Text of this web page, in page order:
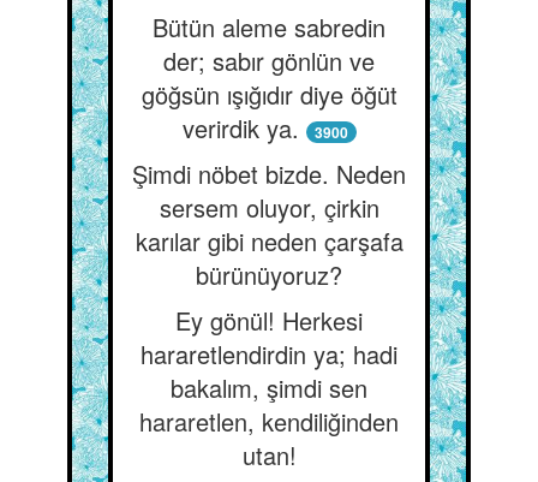
Bütün aleme sabredin
der; sabır gönlün ve
göğsün ışığıdır diye öğüt
verirdik ya.
3900
Şimdi nöbet bizde. Neden
sersem oluyor, çirkin
karılar gibi neden çarşafa
bürünüyoruz?
Ey gönül! Herkesi
hararetlendirdin ya; hadi
bakalım, şimdi sen
hararetlen, kendiliğinden
utan!